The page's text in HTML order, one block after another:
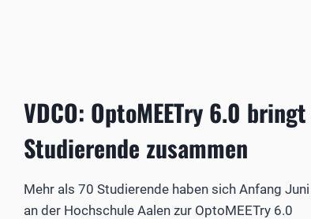
VDCO: OptoMEETry 6.0 bringt
Studierende zusammen
Mehr als 70 Studierende haben sich Anfang Juni
an der Hochschule Aalen zur OptoMEETry 6.0